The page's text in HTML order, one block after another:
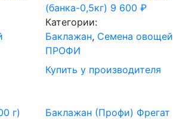
(банка-0,5кг) 9 600₽
Категории:
Баклажан, Семена овощей
ПРОФИ
Купить у производителя
г)
Баклажан (Профи) Фрегат